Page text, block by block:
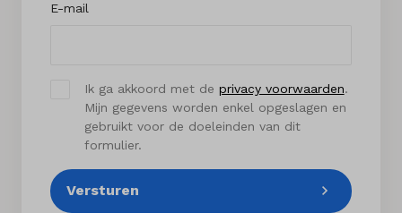
E-mail
Ik ga akkoord met de privacy voorwaarden.
Mijn gegevens worden enkel opgeslagen en
gebruikt voor de doeleinden van dit
formulier.
Versturen